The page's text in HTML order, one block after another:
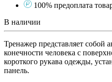
100% предоплата
В наличии
Тренажер представляет собой
конечности человека с
короткого рукава одежды,
панель.